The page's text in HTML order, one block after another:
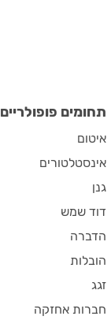
תחומים פופולריים
איטום
אינסטלטורים
גנן
דוד שמש
הדברה
הובלות
זגג
חברות אחזקה